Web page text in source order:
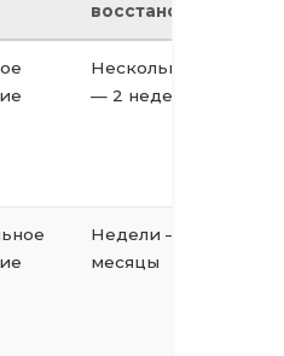
восстановления
Несколько дней
— 2 недели
Недели —
месяцы